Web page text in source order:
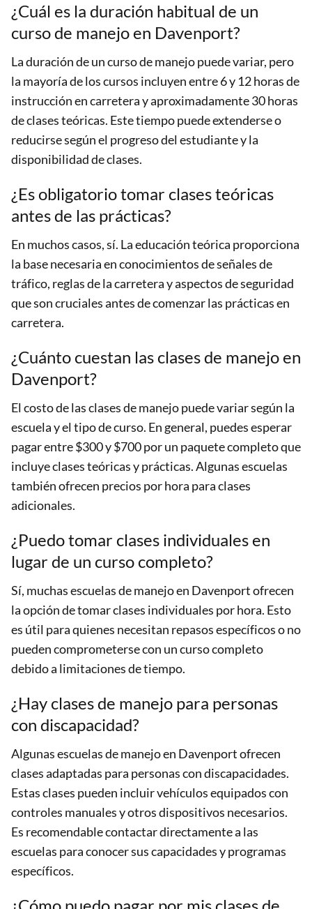
¿Cuál es la duración habitual de un
curso de manejo en Davenport?
La duración de un curso de manejo puede variar, pero
la mayoría de los cursos incluyen entre 6 y 12 horas de
instrucción en carretera y aproximadamente 30 horas
de clases teóricas. Este tiempo puede extenderse o
reducirse según el progreso del estudiante y la
disponibilidad de clases.
¿Es obligatorio tomar clases teóricas
antes de las prácticas?
En muchos casos, sí. La educación teórica proporciona
la base necesaria en conocimientos de señales de
tráfico, reglas de la carretera y aspectos de seguridad
que son cruciales antes de comenzar las prácticas en
carretera.
¿Cuánto cuestan las clases de manejo en
Davenport?
El costo de las clases de manejo puede variar según la
escuela y el tipo de curso. En general, puedes esperar
pagar entre $300 y $700 por un paquete completo que
incluye clases teóricas y prácticas. Algunas escuelas
también ofrecen precios por hora para clases
adicionales.
¿Puedo tomar clases individuales en
lugar de un curso completo?
Sí, muchas escuelas de manejo en Davenport ofrecen
la opción de tomar clases individuales por hora. Esto
es útil para quienes necesitan repasos específicos o no
pueden comprometerse con un curso completo
debido a limitaciones de tiempo.
¿Hay clases de manejo para personas
con discapacidad?
Algunas escuelas de manejo en Davenport ofrecen
clases adaptadas para personas con discapacidades.
Estas clases pueden incluir vehículos equipados con
controles manuales y otros dispositivos necesarios.
Es recomendable contactar directamente a las
escuelas para conocer sus capacidades y programas
específicos.